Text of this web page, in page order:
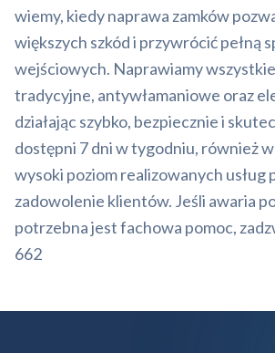
wiemy, kiedy naprawa zamków
większych szkód i przywrócić pełną
wejściowych. Naprawiamy
tradycyjne, antywłamaniowe oraz
działając szybko, bezpiecznie i
dostępni 7 dni w tygodniu, również
wysoki poziom realizowanych usług
zadowolenie klientów. Jeśli awaria
potrzebna jest fachowa pomoc,
662